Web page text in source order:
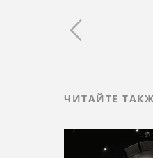
ЧИТАЙТЕ